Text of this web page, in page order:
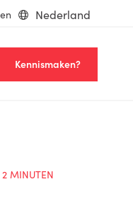
Nederland
Kennismaken?
MINUTEN